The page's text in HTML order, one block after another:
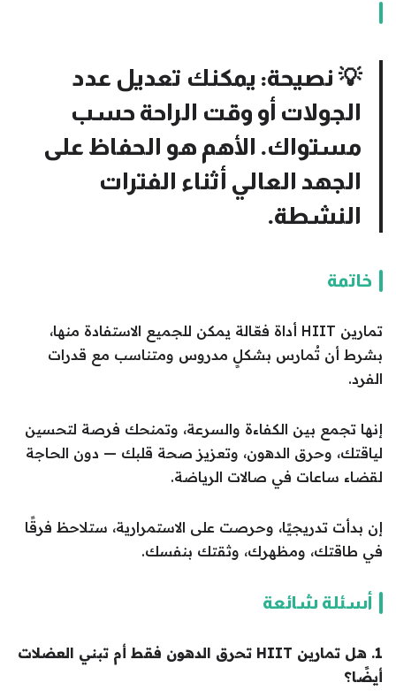
💡 نصيحة: يمكنك تعديل عدد
الجولات أو وقت الراحة حسب
مستواك. الأهم هو الحفاظ على
الجهد العالي أثناء الفترات
النشطة.
خاتمة
تمارين HIIT أداة فعّالة يمكن للجميع الاستفادة منها،
بشرط أن تُمارس بشكلٍ مدروس ومتناسب مع قدرات
الفرد.
إنها تجمع بين الكفاءة والسرعة، وتمنحك فرصة لتحسين
لياقتك، وحرق الدهون، وتعزيز صحة قلبك — دون الحاجة
لقضاء ساعات في صالات الرياضة.
إن بدأت تدريجيًا، وحرصت على الاستمرارية، ستلاحظ فرقًا
في طاقتك، ومظهرك، وثقتك بنفسك.
أسئلة شائعة
1. هل تمارين HIIT تحرق الدهون فقط أم تبني العضلات
أيضًا؟